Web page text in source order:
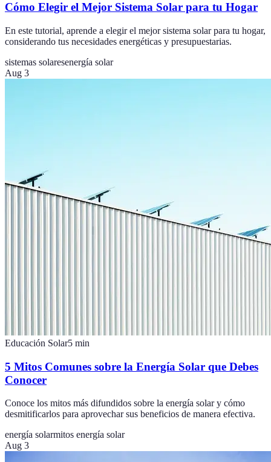
Cómo Elegir el Mejor Sistema Solar para tu Hogar
En este tutorial, aprende a elegir el mejor sistema solar para tu hogar,
considerando tus necesidades energéticas y presupuestarias.
sistemas solaresenergía solar
Aug 3
Educación Solar5 min
5 Mitos Comunes sobre la Energía Solar que Debes
Conocer
Conoce los mitos más difundidos sobre la energía solar y cómo
desmitificarlos para aprovechar sus beneficios de manera efectiva.
energía solarmitos energía solar
Aug 3